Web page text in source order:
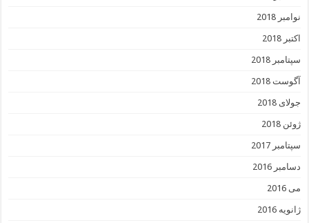
نوامبر 2018
اکتبر 2018
سپتامبر 2018
آگوست 2018
جولای 2018
ژوئن 2018
سپتامبر 2017
دسامبر 2016
می 2016
ژانویه 2016